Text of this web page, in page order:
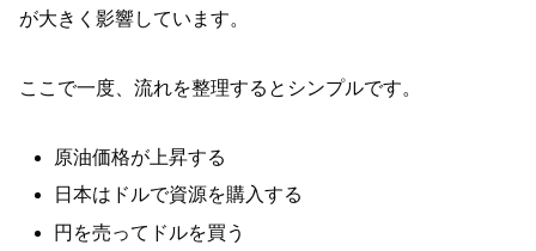
が大きく影響しています。
ここで一度、流れを整理するとシンプルです。
原油価格が上昇する
日本はドルで資源を購入する
円を売ってドルを買う